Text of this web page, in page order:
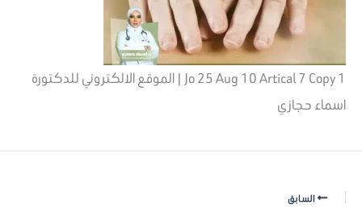
Jo 25 Aug 10 Artical 7 Copy 1 | الموقع الالكتروني للدكتورة
اسماء حجازي
السابق